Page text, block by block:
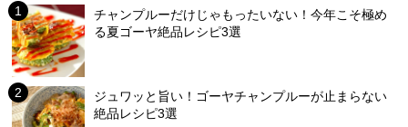
チャンプルーだけじゃもったいない！今年こそ極め
る夏ゴーヤ絶品レシピ3選
ジュワッと旨い！ゴーヤチャンプルーが止まらない
絶品レシピ3選